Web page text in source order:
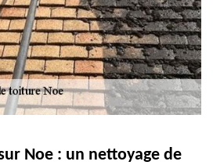
Noe : un nettoyage de